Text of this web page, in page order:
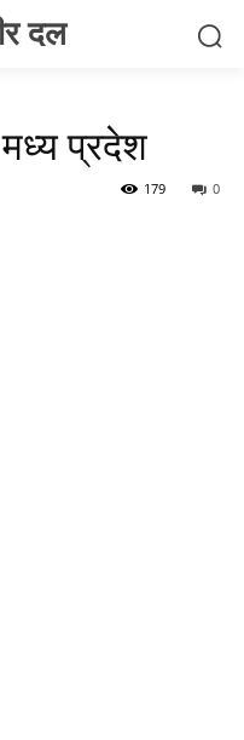
दल
प्रदेश
0
179